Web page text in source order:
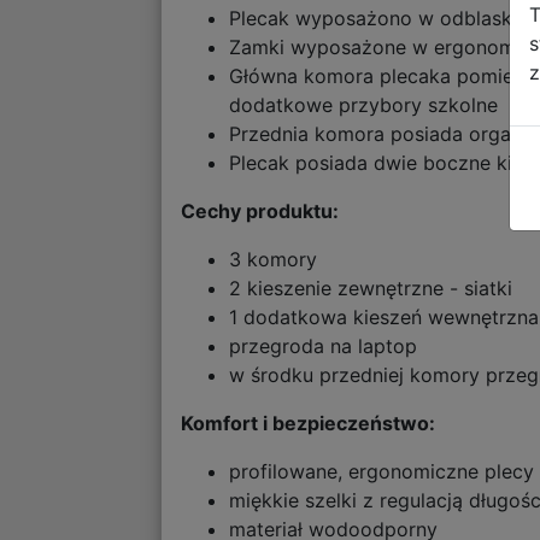
Plecak wyposażono w
Zamki wyposażone w
Główna komora plecaka
dodatkowe przybory szkolne
Przednia komora posiada
Plecak posiada dwie boczne
Cechy produktu:
3 komory
2 kieszenie zewnętrzne - siatki
1 dodatkowa kieszeń wewnętrzna
przegroda na laptop
w środku przedniej komory
Komfort i bezpieczeństwo:
profilowane, ergonomiczne plecy
miękkie szelki z regulacją
materiał wodoodporny